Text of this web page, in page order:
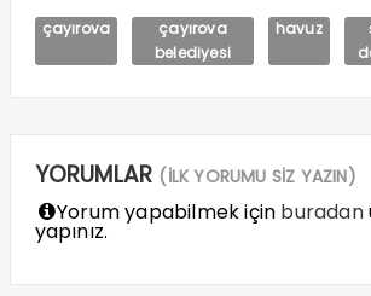
çayırova
çayırova
belediyesi
havuz
YORUMLAR (İLK YORUMU SİZ YAZIN)
Yorum yapabilmek için buradan
yapınız.